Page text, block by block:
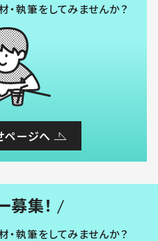
・執筆をしてみませんか？
ページへ
募集！
・執筆をしてみませんか？